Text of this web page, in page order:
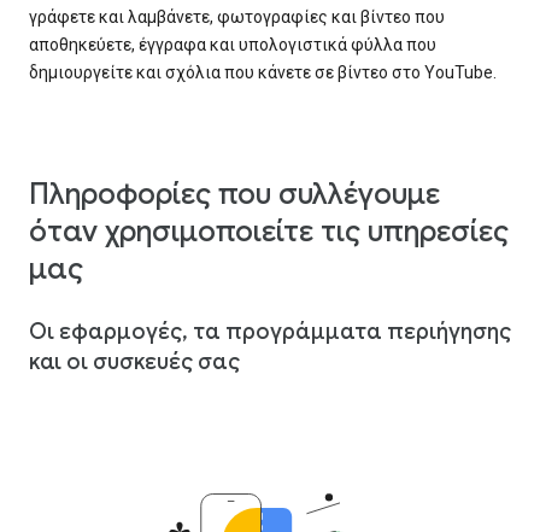
γράφετε και λαμβάνετε, φωτογραφίες και βίντεο που
αποθηκεύετε, έγγραφα και υπολογιστικά φύλλα που
δημιουργείτε και σχόλια που κάνετε σε βίντεο στο YouTube.
Πληροφορίες που συλλέγουμε
όταν χρησιμοποιείτε τις υπηρεσίες
μας
Οι εφαρμογές, τα προγράμματα περιήγησης
και οι συσκευές σας